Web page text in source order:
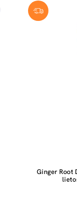
Ginger Root